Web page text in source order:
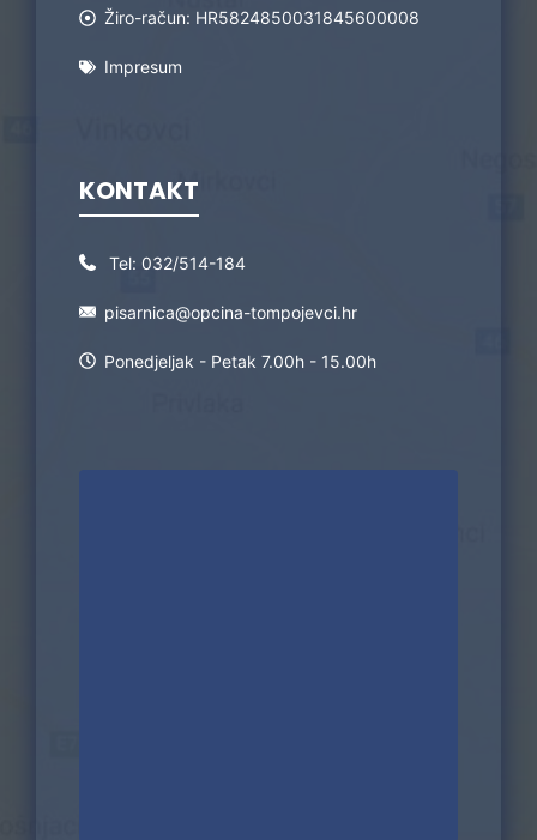
Žiro-račun: HR5824850031845600008
Impresum
KONTAKT
Tel: 032/514-184
pisarnica@opcina-tompojevci.hr
Ponedjeljak - Petak 7.00h - 15.00h